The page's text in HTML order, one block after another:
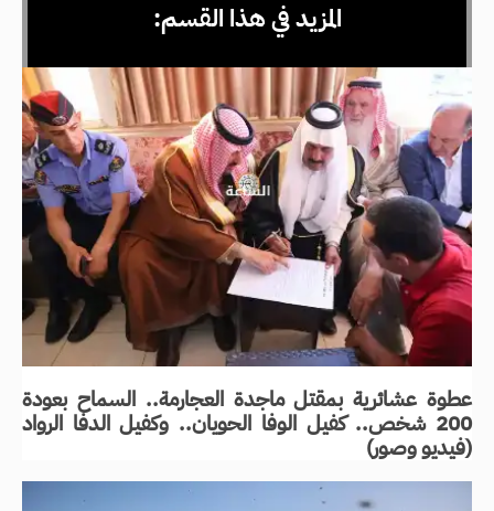
المزيد في هذا القسم:
عطوة عشائرية بمقتل ماجدة العجارمة.. السماح بعودة
200 شخص.. كفيل الوفا الحويان.. وكفيل الدفا الرواد
(فيديو وصور)